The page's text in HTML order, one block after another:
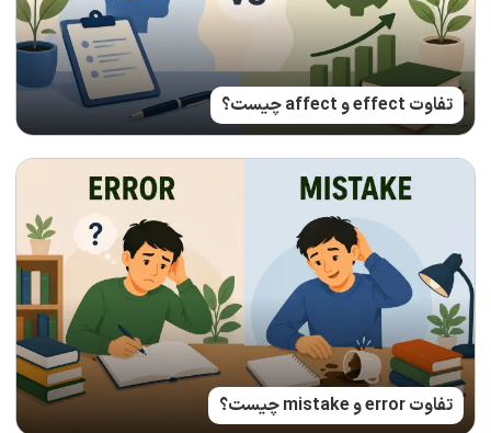
تفاوت effect و affect چیست؟
تفاوت error و mistake چیست؟